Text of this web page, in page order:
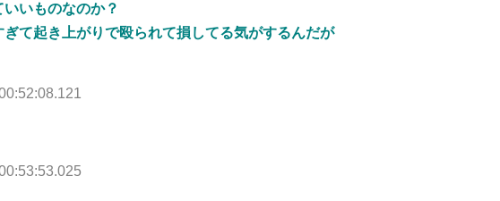
いものなのか？
て起き上がりで殴られて損してる気がするんだが